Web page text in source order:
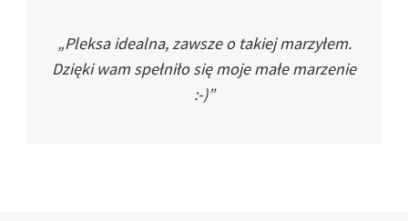
„Pleksa idealna, zawsze o takiej marzyłem.
Dzięki wam spełniło się moje małe marzenie
:-)”